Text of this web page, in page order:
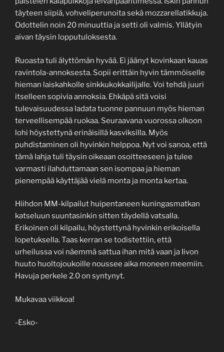
täyteen siipiä, vohveliperunoita sekä mozzarellatikkuja.
Odottelin noin 20 minuuttia ja setti oli valmis. Yllätyin
aivan täysin lopputuloksesta.
Ruoasta tuli älyttömän hyvää. Ei jäänyt kovinkaan kauas
ravintola-annoksesta. Sopii erittäin hyvin tämmöiselle
hieman laiskahkolle sinkkukokkailijalle. Voi tehdä juuri
itselleen sopivia annoksia. Ehkäpä sitä voisi
tulevaisuudessa ladata tuonne pannuun myös hieman
terveellisempää ruokaa. Seuraavana vuorossa olkoon
lohi höystettynä erinäisillä kasviksilla. Myös
puhdistaminen oli hyvinkin helppoa. Nyt voi sanoa, että
tämä lahja tuli täysin oikeaan osoitteeseen ja tulee
varmasti ilahduttamaan sen isompaa ja hieman
pienempää käyttäjää vielä monta ja monta kertaa.
Hiihdon MM-kilpailut huipentaneen kuningasmatkan
katseluun suuntasinkin sitten täydellä vatsalla.
Erikoinen oli kilpailu, höystettynä hyvinkin erikoisella
lopetuksella. Taas kerran se todistettiin, että
urheilussa voi näemmä sattua ihan mitä vaan ja Iivon
huuto huoltojoukoille noussee aika moneen meemiin.
Havuja perkele 2.0 on syntynyt.
Mukavaa viikkoa!
-Esko-